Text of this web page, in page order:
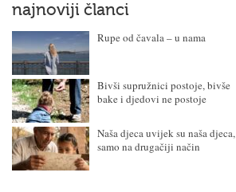
najnoviji članci
Rupe od čavala – u nama
Bivši supružnici postoje, bivše
bake i djedovi ne postoje
Naša djeca uvijek su naša djeca,
samo na drugačiji način